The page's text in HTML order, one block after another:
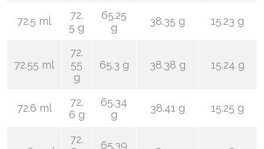
72.5 ml
72.
5 g
65.25
g
38.35 g 15.23 g
72.55 ml
72.
55
g
65.3 g 38.38 g 15.24 g
72.6 ml
72.
6 g
65.34
g
38.41 g 15.25 g
72.
65.39